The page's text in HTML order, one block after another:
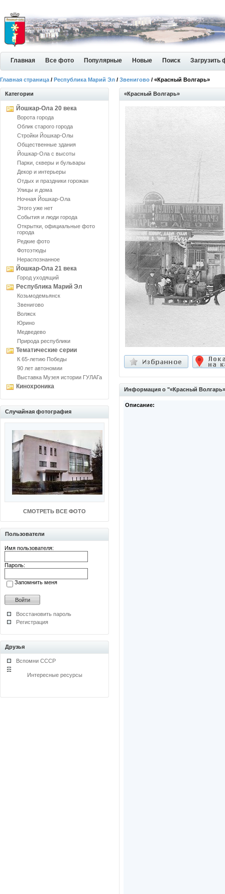
Главная Все фото Популярные Новые Поиск Загрузить
Главная страница / Республика Марий Эл / Звенигово / «Красный Волгарь»
Категории
Йошкар-Ола 20 века
Ворота города
Облик старого города
Стройки Йошкар-Олы
Общественные здания
Йошкар-Ола с высоты
Парки, скверы и бульвары
Декор и интерьеры
Отдых и праздники горожан
Улицы и дома
Ночная Йошкар-Ола
Этого уже нет
События и люди города
Открытки, официальные фото
города
Редкие фото
Фотоэтюды
Нераспознанное
Йошкар-Ола 21 века
Город уходящий
Республика Марий Эл
Козьмодемьянск
Звенигово
Волжск
Юрино
Медведево
Природа республики
Тематические серии
К 65-летию Победы
90 лет автономии
Выставка Музея истории ГУЛАГа
Кинохроника
Случайная фотография
СМОТРЕТЬ ВСЕ ФОТО
Пользователи
Имя пользователя:
Пароль:
Запомнить меня
Восстановить пароль
Регистрация
Друзья
Вспомни СССР
Интересные ресурсы
«Красный Волгарь»
Информация о "«Красный
Описание: